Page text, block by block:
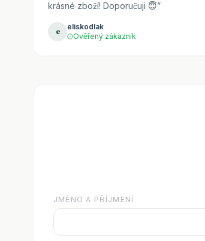
krásné zboží! Doporučuji 😇”
e
eliskodlak
Ověřený zákazník
JMÉNO A PŘÍJMENÍ